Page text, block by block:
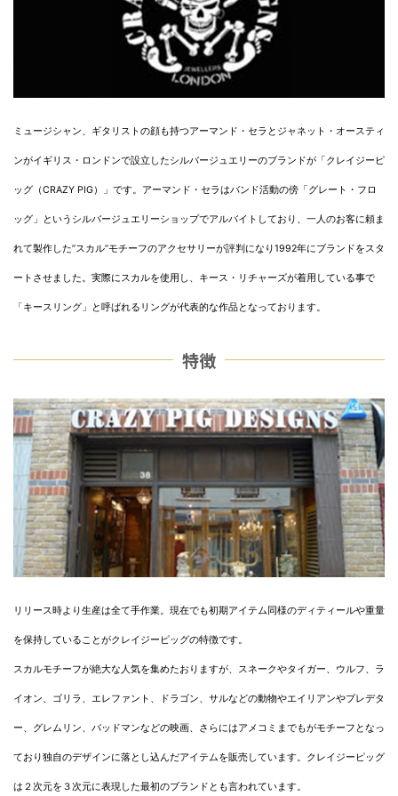
ミュージシャン、ギタリストの顔も持つアーマンド・セラとジャネット・オースティ
ンがイギリス・ロンドンで設立したシルバージュエリーのブランドが「クレイジーピ
ッグ（CRAZY PIG）」です。アーマンド・セラはバンド活動の傍「グレート・フロ
ッグ」というシルバージュエリーショップでアルバイトしており、一人のお客に頼ま
れて製作した”スカル”モチーフのアクセサリーが評判になり1992年にブランドをスタ
ートさせました。実際にスカルを使用し、キース・リチャーズが着用している事で
「キースリング」と呼ばれるリングが代表的な作品となっております。
特徴
リリース時より生産は全て手作業。現在でも初期アイテム同様のディティールや重量
を保持していることがクレイジーピッグの特徴です。
スカルモチーフが絶大な人気を集めたおりますが、スネークやタイガー、ウルフ、ラ
イオン、ゴリラ、エレファント、ドラゴン、サルなどの動物やエイリアンやプレデタ
ー、グレムリン、バッドマンなどの映画、さらにはアメコミまでもがモチーフとなっ
ており独自のデザインに落とし込んだアイテムを販売しています。クレイジーピッグ
は２次元を３次元に表現した最初のブランドとも言われています。